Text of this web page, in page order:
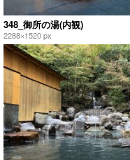
348_御所の湯(内観)
2288×1520 px